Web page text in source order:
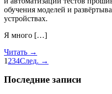
обучения моделей и
устройствах.
Я много […]
Читать →
1 234След. →
Последние записи